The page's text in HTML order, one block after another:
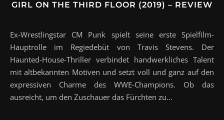
GIRL ON THE THIRD FLOOR (2019) – REVIEW
Ex-Wrestlingstar CM Punk spielt seine erste Spielfilm-
Hauptrolle im Regiedebüt von Travis Stevens. Der
Haunted-House-Thriller verbindet handwerkliches Talent
mit altbekannten Motiven und setzt voll und ganz auf den
expressiven Charme des WWE-Champions. Ob das
ausreicht, um den Zuschauer das Fürchten zu…